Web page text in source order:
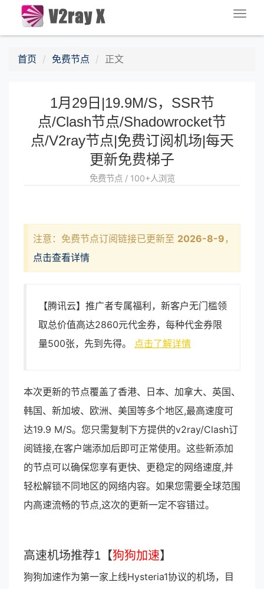
首页 免费节点 正文
1月29日|19.9M/S，SSR节
点/Clash节点/Shadowrocket节
点/V2ray节点|免费订阅机场|每天
更新免费梯子
免费节点 / 100+人浏览
注意：免费节点订阅链接已更新至 2026-8-9 ，
点击查看详情
【腾讯云】推广者专属福利，新客户无门槛领
取总价值高达2860元代金券，每种代金券限
量500张，先到先得。 点击了解详情
本次更新的节点覆盖了香港、日本、加拿大、英国、
韩国、新加坡、欧洲、美国等多个地区,最高速度可
达19.9 M/S。您只需复制下方提供的v2ray/Clash订
阅链接,在客户端添加后即可正常使用。这些新添加
的节点可以确保您享有更快、更稳定的网络速度,并
轻松解锁不同地区的网络内容。如果您需要全球范围
内高速流畅的节点,这次的更新一定不容错过。
高速机场推荐1【狗狗加速】
狗狗加速作为第一家上线Hysteria1协议的机场，目